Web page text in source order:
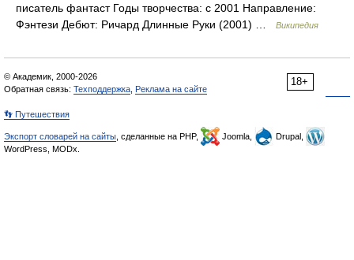
писатель фантаст Годы творчества: с 2001 Направление:
Фэнтези Дебют: Ричард Длинные Руки (2001) …
Википедия
18+
© Академик, 2000-2026
Обратная связь: Техподдержка Реклама на сайте
👣 Путешествия
Экспорт словарей на сайты , сделанные на PHP, Joomla,
Drupal,
WordPress, MODx.